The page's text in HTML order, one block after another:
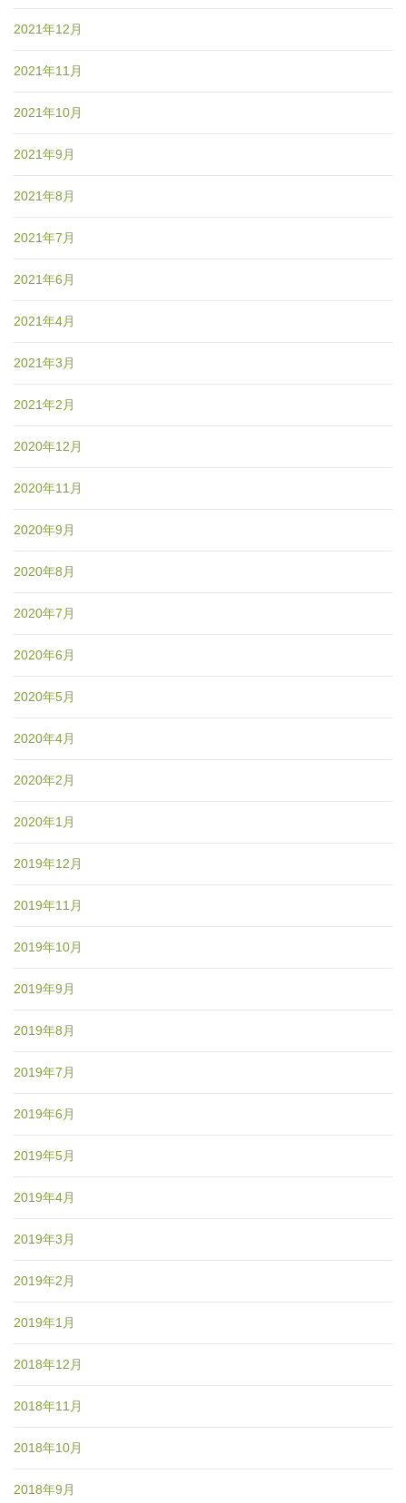
2021年12月
2021年11月
2021年10月
2021年9月
2021年8月
2021年7月
2021年6月
2021年4月
2021年3月
2021年2月
2020年12月
2020年11月
2020年9月
2020年8月
2020年7月
2020年6月
2020年5月
2020年4月
2020年2月
2020年1月
2019年12月
2019年11月
2019年10月
2019年9月
2019年8月
2019年7月
2019年6月
2019年5月
2019年4月
2019年3月
2019年2月
2019年1月
2018年12月
2018年11月
2018年10月
2018年9月